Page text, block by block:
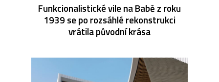
Funkcionalistické vile na Babě z roku
1939 se po rozsáhlé rekonstrukci
vrátila původní krása